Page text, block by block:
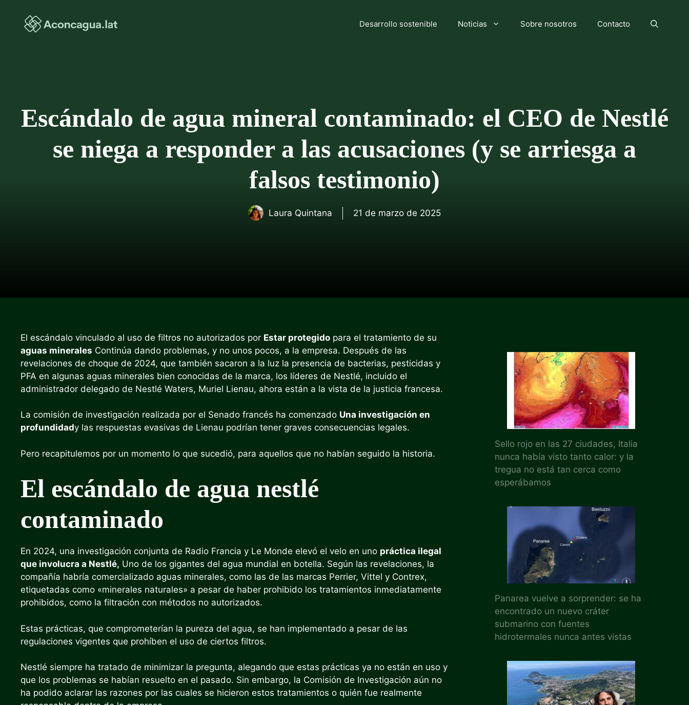
contenido
Desarrollo sostenible Noticias Sobre nosotros Contacto
Escándalo de agua mineral contaminado: el CEO de Nestlé
se niega a responder a las acusaciones (y se arriesga a
falsos testimonio)
Laura Quintana 21 de marzo de 2025
El escándalo vinculado al uso de filtros no autorizados por Estar protegido para el tratamiento de su
aguas minerales Continúa dando problemas, y no unos pocos, a la empresa. Después de las
revelaciones de choque de 2024, que también sacaron a la luz la presencia de bacterias, pesticidas y
PFA en algunas aguas minerales bien conocidas de la marca, los líderes de Nestlé, incluido el
administrador delegado de Nestlé Waters, Muriel Lienau, ahora están a la vista de la justicia francesa.
La comisión de investigación realizada por el Senado francés ha comenzado Una investigación en
profundidady las respuestas evasivas de Lienau podrían tener graves consecuencias legales.
Pero recapitulemos por un momento lo que sucedió, para aquellos que no habían seguido la historia.
El escándalo de agua nestlé
contaminado
En 2024, una investigación conjunta de Radio Francia y Le Monde elevó el velo en uno práctica ilegal
que involucra a Nestlé, Uno de los gigantes del agua mundial en botella. Según las revelaciones, la
compañía habría comercializado aguas minerales, como las de las marcas Perrier, Vittel y Contrex,
etiquetadas como «minerales naturales» a pesar de haber prohibido los tratamientos inmediatamente
prohibidos, como la filtración con métodos no autorizados.
Estas prácticas, que comprometerían la pureza del agua, se han implementado a pesar de las
regulaciones vigentes que prohíben el uso de ciertos filtros.
Nestlé siempre ha tratado de minimizar la pregunta, alegando que estas prácticas ya no están en uso y
que los problemas se habían resuelto en el pasado. Sin embargo, la Comisión de Investigación aún no
ha podido aclarar las razones por las cuales se hicieron estos tratamientos o quién fue realmente
Sello rojo en las 27 ciudades, Italia
nunca había visto tanto calor: y la
tregua no está tan cerca como
esperábamos
Panarea vuelve a sorprender: se ha
encontrado un nuevo cráter
submarino con fuentes
hidrotermales nunca antes vistas